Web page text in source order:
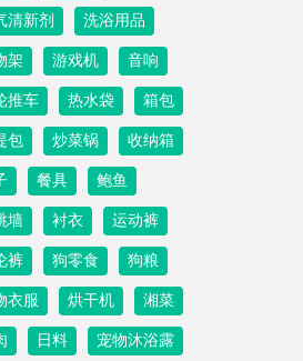
清新剂 洗浴用品
架 游戏机 音响
推车 热水袋 箱包
包 炒菜锅 收纳箱
餐具 鲍鱼
墙 衬衣 运动裤
裤 狗零食 狗粮
衣服 烘干机 湘菜
日料 宠物沐浴露